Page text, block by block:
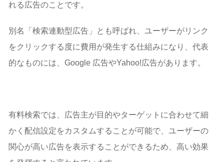
れる広告のことです。
別名「検索連動型広告」とも呼ばれ、ユーザーがリンク
をクリックする度に費用が発生する仕組みになり、代表
的なものには、Google 広告やYahoo!広告があります。
有料検索では、広告主が目的やターゲットに合わせて細
かく配信設定をカスタムすることが可能で、ユーザーの
関心が高い広告を表示することができるため、高い効果